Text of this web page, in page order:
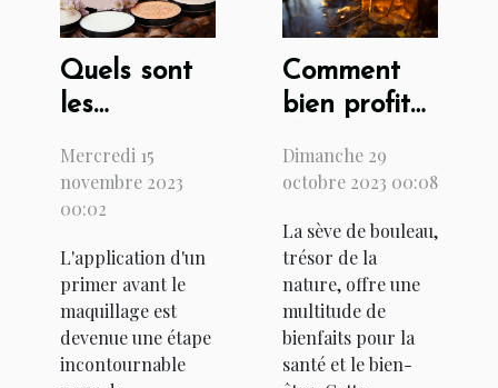
Quels sont
les
d'appliquer
un primer
avant de
vous
maquiller ?
Mercredi 15
novembre 2023
00:02
L'application d'un
primer avant le
maquillage est
devenue une étape
incontournable
Comment
bien profiter
de la sève
?
Dimanche 29
octobre 2023 00:08
La sève de bouleau,
trésor de la
nature, offre une
multitude de
bienfaits pour la
santé et le bien-